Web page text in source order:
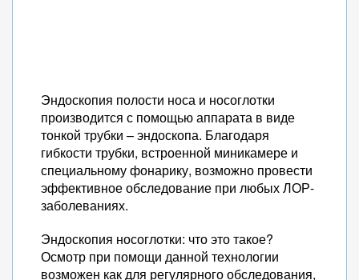
Эндоскопия полости носа и носоглотки
производится с помощью аппарата в виде
тонкой трубки – эндоскопа. Благодаря
гибкости трубки, встроенной миникамере и
специальному фонарику, возможно провести
эффективное обследование при любых ЛОР-
заболеваниях.
Эндоскопия носоглотки: что это такое?
Осмотр при помощи данной технологии
возможен как для регулярного обследования,